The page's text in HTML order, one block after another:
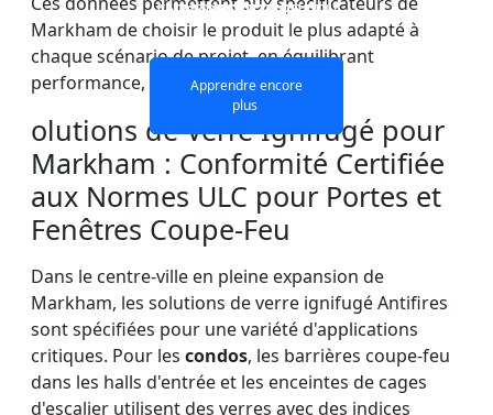
MONOCOUCHE
Apprendre encore
plus
DOUBLE COUCHE
Apprendre encore
plus
PORTES
Apprendre encore
plus
EN VERRE COUPE-FEU
Apprendre encore
plus
Markham de choisir le produit le plus adapté à
chaque scénario de projet, en équilibrant
performance, esthétique et coût.
olutions de Verre Ignifugé pour
Markham : Conformité Certifiée
aux Normes ULC pour Portes et
Fenêtres Coupe-Feu
Dans le centre-ville en pleine expansion de
Markham, les solutions de verre ignifugé Antifires
sont spécifiées pour une variété d'applications
critiques. Pour les condos, les barrières coupe-feu
dans les halls d'entrée et les enceintes de cages
d'escalier utilisent des verres avec des indices